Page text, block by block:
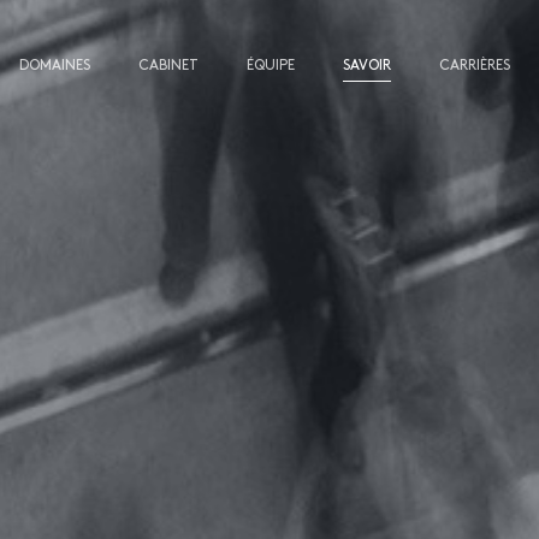
DOMAINES CABINET ÉQUIPE SAVOIR CARRIÈRES